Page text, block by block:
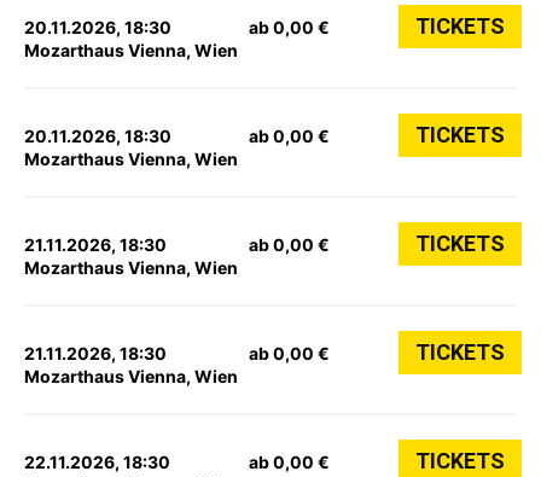
20.11.2026, 18:30
Mozarthaus Vienna, Wien
ab 0,00 € TICKETS
20.11.2026, 18:30
Mozarthaus Vienna, Wien
ab 0,00 € TICKETS
21.11.2026, 18:30
Mozarthaus Vienna, Wien
ab 0,00 € TICKETS
21.11.2026, 18:30
Mozarthaus Vienna, Wien
ab 0,00 € TICKETS
22.11.2026, 18:30
ab 0,00 € TICKETS